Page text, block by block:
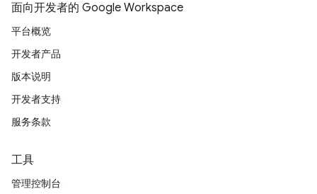
面向开发者的 Google Workspace
平台概览
开发者产品
版本说明
开发者支持
服务条款
工具
管理控制台